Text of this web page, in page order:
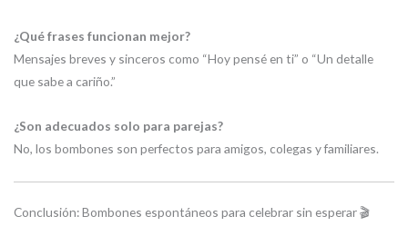
¿Qué frases funcionan mejor?
Mensajes breves y sinceros como “Hoy pensé en ti” o “Un detalle
que sabe a cariño.”
¿Son adecuados solo para parejas?
No, los bombones son perfectos para amigos, colegas y familiares.
Conclusión: Bombones espontáneos para celebrar sin esperar 🎬